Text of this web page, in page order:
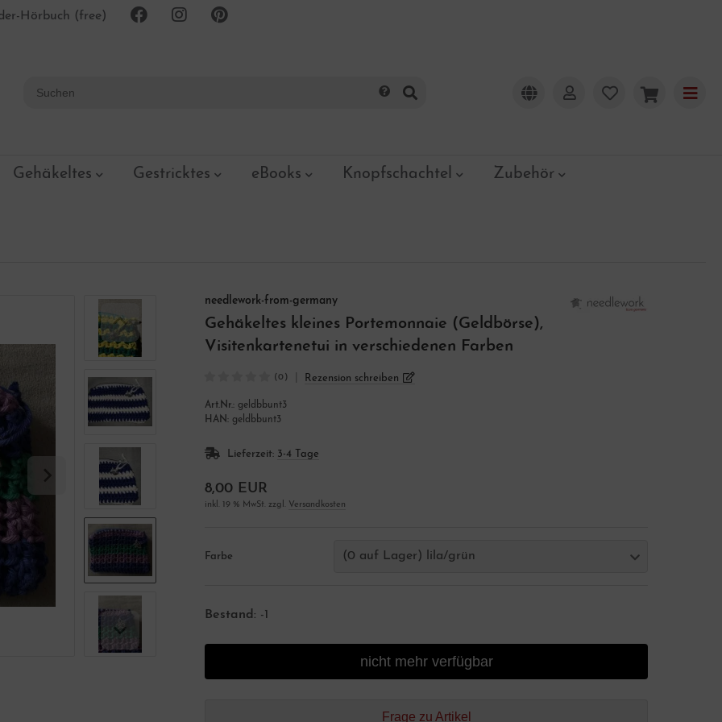
Hörbuch (free)
Gehäkeltes Gestricktes eBooks Knopfschachtel
Zubehör
needlework-from-germany
Gehäkeltes kleines Portemonnaie (Geldbörse),
Visitenkartenetui in verschiedenen Farben
(0) Rezension schreiben
Art.Nr.: geldbbunt3
HAN: geldbbunt3
Lieferzeit: 3-4 Tage
8,00 EUR
inkl. 19 % MwSt. zzgl. Versandkosten
Farbe (0 auf Lager) lila/grün
Bestand: -1
nicht mehr verfügbar
Frage zu Artikel